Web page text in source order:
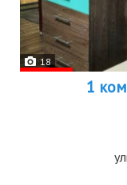
18
1